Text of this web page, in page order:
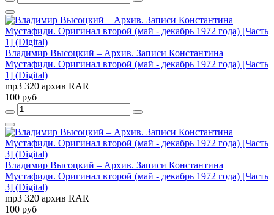
Владимир Высоцкий – Архив. Записи Константина
Мустафиди. Оригинал второй (май - декабрь 1972 года) [Часть
1] (Digital)
mp3 320 архив RAR
100 руб
Владимир Высоцкий – Архив. Записи Константина
Мустафиди. Оригинал второй (май - декабрь 1972 года) [Часть
3] (Digital)
mp3 320 архив RAR
100 руб